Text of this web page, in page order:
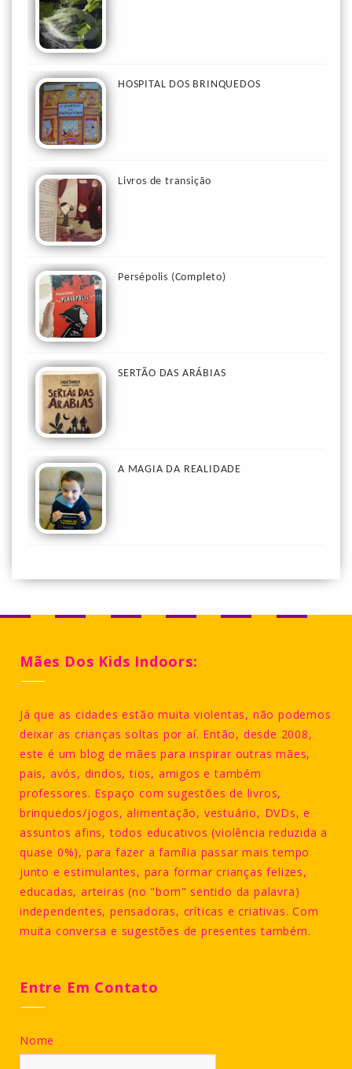
HOSPITAL DOS BRINQUEDOS
Livros de transição
Persépolis (Completo)
SERTÃO DAS ARÁBIAS
A MAGIA DA REALIDADE
Mães Dos Kids Indoors:
Já que as cidades estão muita violentas, não podemos
deixar as crianças soltas por aí. Então, desde 2008,
este é um blog de mães para inspirar outras mães,
pais, avós, dindos, tios, amigos e também
professores. Espaço com sugestões de livros,
brinquedos/jogos, alimentação, vestuário, DVDs, e
assuntos afins, todos educativos (violência reduzida a
quase 0%), para fazer a família passar mais tempo
junto e estimulantes, para formar crianças felizes,
educadas, arteiras (no "bom" sentido da palavra)
independentes, pensadoras, críticas e criativas. Com
muita conversa e sugestões de presentes também.
Entre Em Contato
Nome